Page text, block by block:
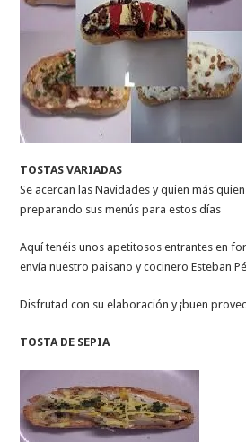
TOSTAS VARIADAS
Se acercan las Navidades y quien más
preparando sus menús para estos días
Aquí tenéis unos apetitosos entrantes en
envía nuestro paisano y cocinero Esteban
Disfrutad con su elaboración y ¡buen
TOSTA DE SEPIA